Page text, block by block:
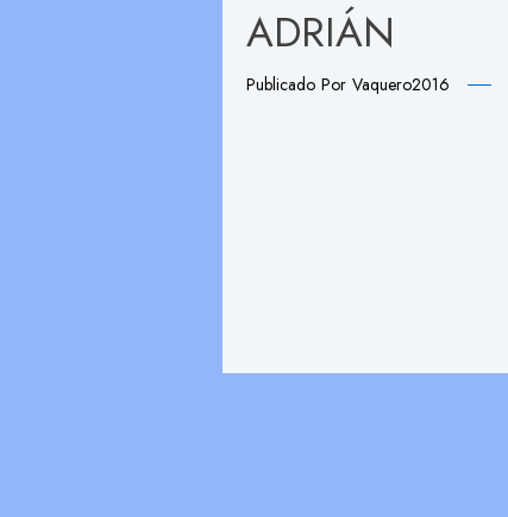
ADRIÁN
Publicado Por Vaquero2016